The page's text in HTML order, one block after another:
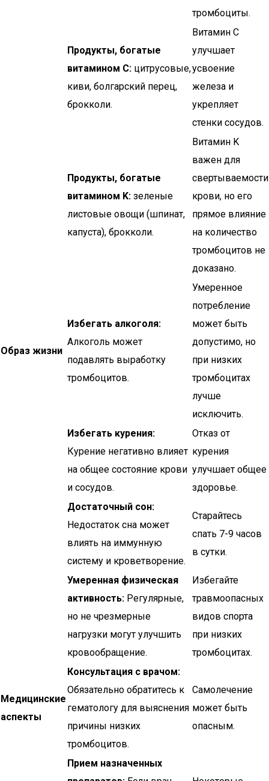
тромбоциты.
Продукты, богатые
витамином C: цитрусовые,
киви, болгарский перец,
брокколи.
Витамин C
улучшает
усвоение
железа и
укрепляет
стенки сосудов.
Продукты, богатые
витамином K: зеленые
листовые овощи (шпинат,
капуста), брокколи.
Витамин K
важен для
свертываемости
крови, но его
прямое влияние
на количество
тромбоцитов не
доказано.
Образ жизни
Избегать алкоголя:
Алкоголь может
подавлять выработку
тромбоцитов.
Умеренное
потребление
может быть
допустимо, но
при низких
тромбоцитах
лучше
исключить.
Избегать курения:
Курение негативно влияет
на общее состояние крови
и сосудов.
Отказ от
курения
улучшает общее
здоровье.
Достаточный сон:
Недостаток сна может
влиять на иммунную
систему и кроветворение.
Старайтесь
спать 7-9 часов
в сутки.
Умеренная физическая
активность: Регулярные,
но не чрезмерные
нагрузки могут улучшить
кровообращение.
Избегайте
травмоопасных
видов спорта
при низких
тромбоцитах.
Медицинские
аспекты
Консультация с врачом:
Обязательно обратитесь к
гематологу для выяснения
причины низких
тромбоцитов.
Самолечение
может быть
опасным.
Прием назначенных